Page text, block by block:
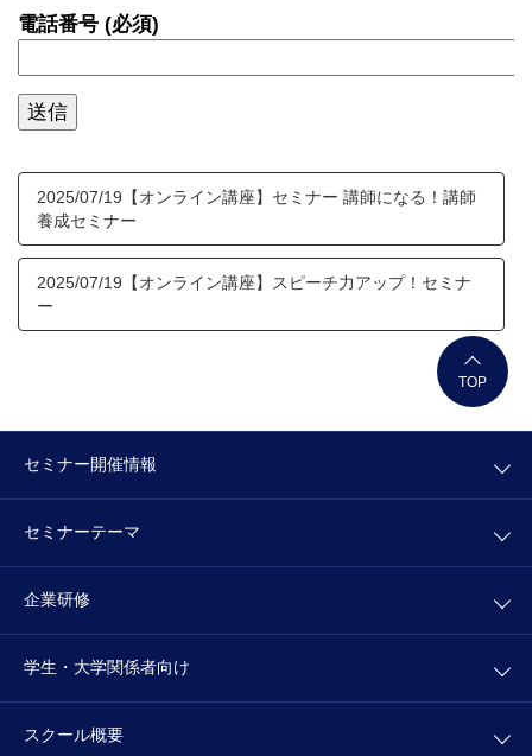
電話番号 (必須)
2025/07/19【オンライン講座】セミナー 講師になる！講師
養成セミナー
2025/07/19【オンライン講座】スピーチ力アップ！セミナ
ー
TOP
セミナー開催情報
セミナーテーマ
企業研修
学生・大学関係者向け
スクール概要